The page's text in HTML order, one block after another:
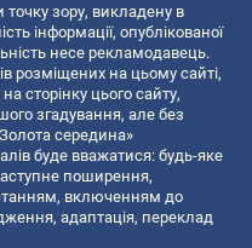
точку зору, викладену в
інформації, опублікованої
несе рекламодавець.
розміщених на цьому сайті,
сторінку цього сайту,
згадування, але без
середина»
буде вважатися: будь-яке
поширення,
включенням до
адаптація, переклад